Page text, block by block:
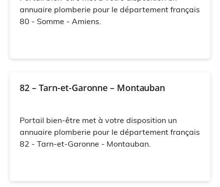
annuaire plomberie pour le département français
80 - Somme - Amiens.
82 – Tarn-et-Garonne – Montauban
Portail bien-être met à votre disposition un
annuaire plomberie pour le département français
82 - Tarn-et-Garonne - Montauban.